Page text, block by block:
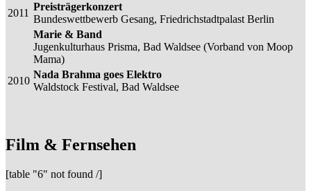
2011
Preisträgerkonzert
Bundeswettbewerb Gesang, Friedrichstadtpalast Berlin
Marie & Band
Jugenkulturhaus Prisma, Bad Waldsee (Vorband von Moop
Mama)
2010
Nada Brahma goes Elektro
Waldstock Festival, Bad Waldsee
Film & Fernsehen
[table "6" not found /]